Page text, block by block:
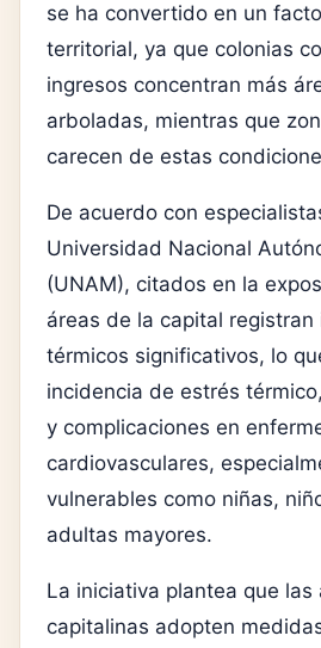
se ha convertido en un
territorial, ya que colonias
ingresos concentran más
arboladas, mientras que
carecen de estas
De acuerdo con
Universidad Nacional
(UNAM), citados en la
áreas de la capital registran
térmicos significativos, lo
incidencia de estrés
y complicaciones en
cardiovasculares,
vulnerables como niñas,
adultas mayores.
La iniciativa plantea que las
capitalinas adopten